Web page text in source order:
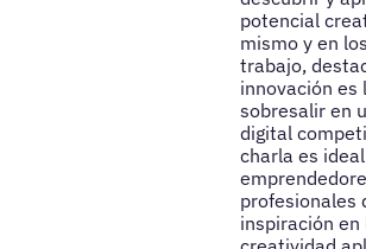
potencial
mismo y en
trabajo,
innovación es
sobresalir en
digital
charla es
profesionales
inspiración en